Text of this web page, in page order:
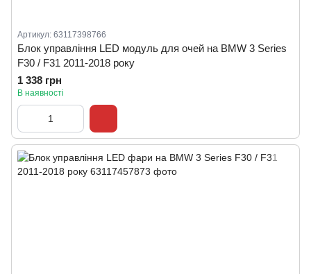
Артикул: 63117398766
Блок управління LED модуль для очей на BMW 3 Series
F30 / F31 2011-2018 року
1 338 грн
В наявності